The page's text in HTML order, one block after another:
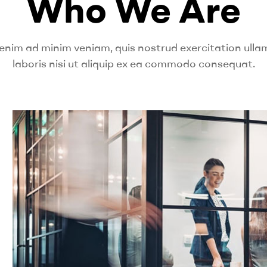
Who We Are
ad minim veniam, quis nostrud exercitation
laboris nisi ut aliquip ex ea commodo consequat.